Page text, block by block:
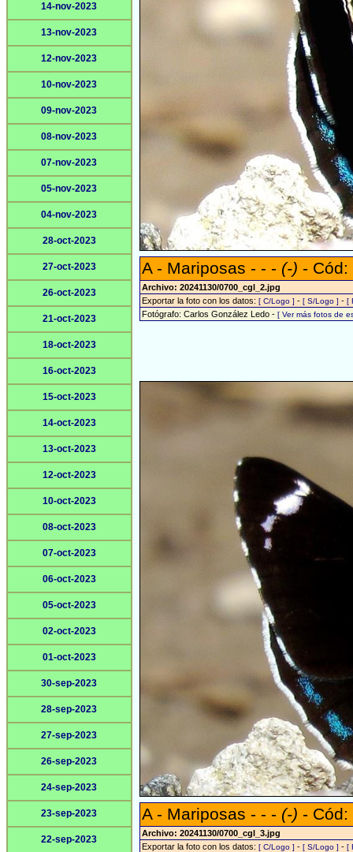
14-nov-2023
13-nov-2023
12-nov-2023
10-nov-2023
09-nov-2023
08-nov-2023
07-nov-2023
05-nov-2023
04-nov-2023
28-oct-2023
27-oct-2023
26-oct-2023
21-oct-2023
18-oct-2023
16-oct-2023
15-oct-2023
14-oct-2023
13-oct-2023
12-oct-2023
10-oct-2023
08-oct-2023
07-oct-2023
06-oct-2023
05-oct-2023
02-oct-2023
01-oct-2023
30-sep-2023
28-sep-2023
27-sep-2023
26-sep-2023
24-sep-2023
23-sep-2023
22-sep-2023
A - Mariposas - - - (-) - Cód:
Archivo: 20241130/0700_cgl_2.jpg
Exportar la foto con los datos: [ C/Logo ] - [ S/Logo ] - [
Fotógrafo: Carlos González Ledo - [ Ver más fotos de
A - Mariposas - - - (-) - Cód:
Archivo: 20241130/0700_cgl_3.jpg
Exportar la foto con los datos: [ C/Logo ] - [ S/Logo ] - [